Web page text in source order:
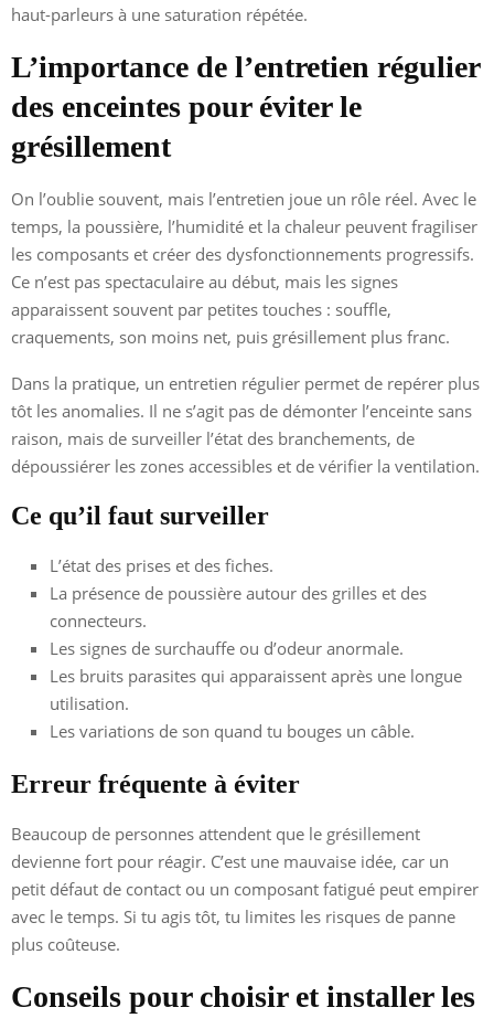
haut-parleurs à une saturation répétée.
L’importance de l’entretien régulier
des enceintes pour éviter le
grésillement
On l’oublie souvent, mais l’entretien joue un rôle réel. Avec le
temps, la poussière, l’humidité et la chaleur peuvent fragiliser
les composants et créer des dysfonctionnements progressifs.
Ce n’est pas spectaculaire au début, mais les signes
apparaissent souvent par petites touches : souffle,
craquements, son moins net, puis grésillement plus franc.
Dans la pratique, un entretien régulier permet de repérer plus
tôt les anomalies. Il ne s’agit pas de démonter l’enceinte sans
raison, mais de surveiller l’état des branchements, de
dépoussiérer les zones accessibles et de vérifier la ventilation.
Ce qu’il faut surveiller
L’état des prises et des fiches.
La présence de poussière autour des grilles et des
connecteurs.
Les signes de surchauffe ou d’odeur anormale.
Les bruits parasites qui apparaissent après une longue
utilisation.
Les variations de son quand tu bouges un câble.
Erreur fréquente à éviter
Beaucoup de personnes attendent que le grésillement
devienne fort pour réagir. C’est une mauvaise idée, car un
petit défaut de contact ou un composant fatigué peut empirer
avec le temps. Si tu agis tôt, tu limites les risques de panne
plus coûteuse.
Conseils pour choisir et installer les